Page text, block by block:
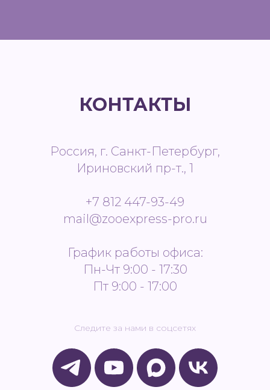
КОНТАКТЫ
Россия, г. Санкт-Петербург,
Ириновский пр-т., 1
+7 812 447-93-49
mail@zooexpress-pro.ru
График работы офиса:
Пн-Чт 9:00 - 17:30
Пт 9:00 - 17:00
Следите за нами в соцсетях